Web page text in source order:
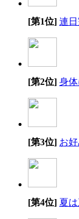
[第1位] 連
[第2位] 身
[第3位] お
[第4位] 夏